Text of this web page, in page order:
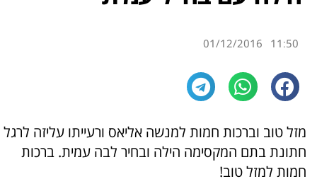
11:50
01/12/2016
מזל טוב וברכות חמות למנשה אליאס ורעייתו עליזה לרגל
חתונת בתם המקסימה הילה ובחיר לבה עמית. ברכות
חמות למזל טוב!